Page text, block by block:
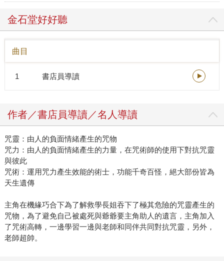
金石堂好好聽
曲目
1 書店員導讀
作者／書店員導讀／名人導讀
咒靈：由人的負面情緒產生的咒物
咒力：由人的負面情緒產生的力量，在咒術師的使用下對抗咒靈
與彼此
咒術：運用咒力產生效能的術士，功能千奇百怪，絕大部份皆為
天生遺傳
主角在機緣巧合下為了解救學長姐吞下了極其危險的咒靈產生的
咒物，為了避免自己被處死與爺爺要主角助人的遺言，主角加入
了咒術高轉，一邊學習一邊與老師和同伴共同對抗咒靈，另外，
老師超帥。